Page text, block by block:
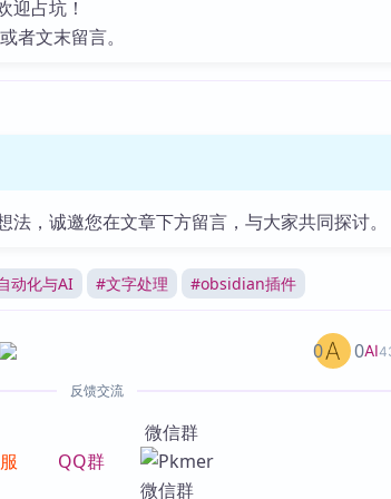
迎占坑！
者文末留言。
，诚邀您在文章下方留言，与大家共同探讨。
动化与AI #文字处理 #obsidian插件
AI
0 0
反馈交流
QQ群
微信群